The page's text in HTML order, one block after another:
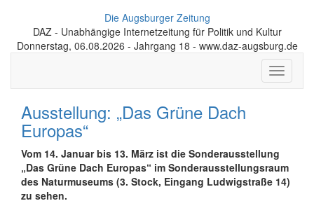
Die Augsburger Zeitung
DAZ - Unabhängige Internetzeitung für Politik und Kultur
Donnerstag, 06.08.2026 - Jahrgang 18 - www.daz-augsburg.de
Toggle
Ausstellung: „Das Grüne Dach
Europas“
Vom 14. Januar bis 13. März ist die Sonderausstellung
„Das Grüne Dach Europas“ im Sonderausstellungsraum
des Naturmuseums (3. Stock, Eingang Ludwigstraße 14)
zu sehen.